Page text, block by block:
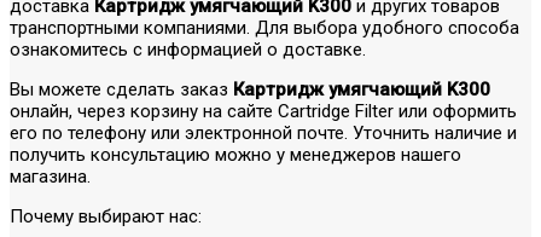
доставка Картридж умягчающий K300 и других товаров
транспортными компаниями. Для выбора удобного способа
ознакомитесь с информацией о доставке.
Вы можете сделать заказ Картридж умягчающий K300
онлайн, через корзину на сайте Cartridge Filter или оформить
его по телефону или электронной почте. Уточнить наличие и
получить консультацию можно у менеджеров нашего
магазина.
Почему выбирают нас: